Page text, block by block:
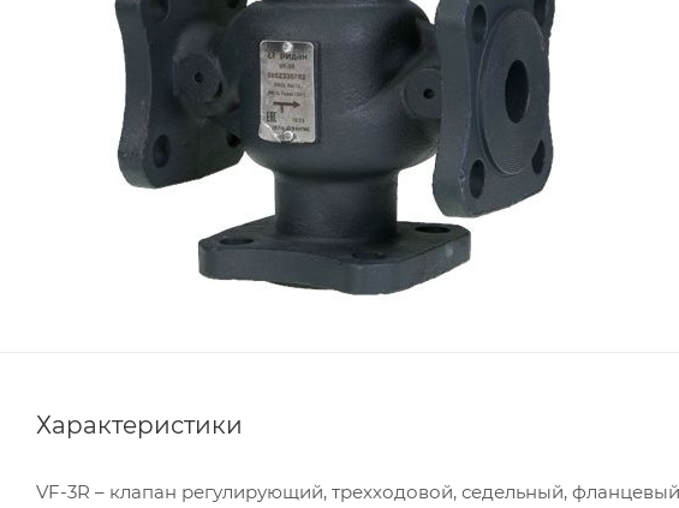
Характеристики
VF-3R – клапан регулирующий, трехходовой, седельный,